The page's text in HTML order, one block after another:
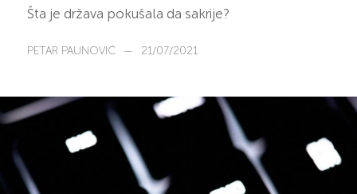
Šta je država pokušala da sakrije?
PETAR PAUNOVIĆ — 21/07/2021